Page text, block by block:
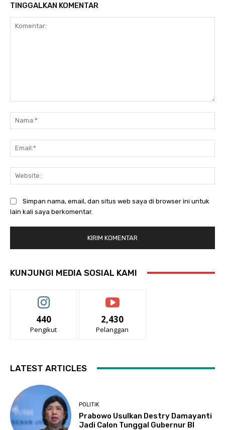
TINGGALKAN KOMENTAR
Simpan nama, email, dan situs web saya di browser ini untuk
lain kali saya berkomentar.
KUNJUNGI MEDIA SOSIAL KAMI
440
Pengikut
2,430
Pelanggan
LATEST ARTICLES
POLITIK
Prabowo Usulkan Destry Damayanti
Jadi Calon Tunggal Gubernur BI